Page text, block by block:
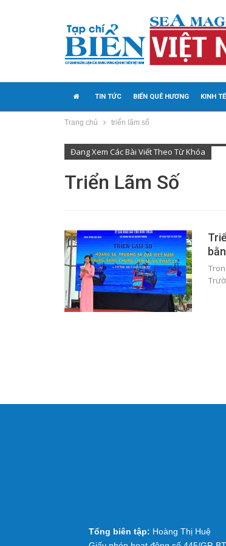
TIN TỨC BIỂN QUÊ HƯƠNG KINH
MEDIA
Trang chủ triển lãm số
Đang Xem Các Bài Viết Theo Từ Khóa
Triển Lãm Số
Tổng biên tập: Hoàng Thị Huệ